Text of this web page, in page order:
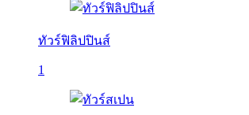
ทัวร์ฟิลิปปินส์
1